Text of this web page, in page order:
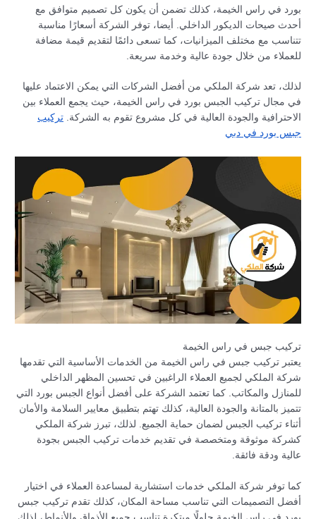
بورد في راس الخيمة، كذلك تضمن أن يكون كل تصميم متوافق مع
أحدث صيحات الديكور الداخلي. أيضا، توفر الشركة أسعارًا مناسبة
تتناسب مع مختلف الميزانيات، كما تسعى دائمًا لتقديم قيمة مضافة
للعملاء من خلال جودة عالية وخدمة سريعة.
لذلك، تعد شركة الملكي من أفضل الشركات التي يمكن الاعتماد عليها
في مجال تركيب الجبس بورد في راس الخيمة، حيث يجمع العملاء بين
الاحترافية والجودة العالية في كل مشروع تقوم به الشركة.تركيب
جبس بورد في دبي
تركيب جبس في راس الخيمة
يعتبر تركيب جبس في راس الخيمة من الخدمات الأساسية التي تقدمها
شركة الملكي لجميع العملاء الراغبين في تحسين المظهر الداخلي
للمنازل والمكاتب. كما تعتمد الشركة على أفضل أنواع الجبس بورد التي
تتميز بالمتانة والجودة العالية، كذلك تهتم بتطبيق معايير السلامة والأمان
أثناء تركيب الجبس لضمان حماية الجميع. لذلك، تبرز شركة الملكي
كشركة موثوقة ومتخصصة في تقديم خدمات تركيب الجبس بجودة
عالية ودقة فائقة.
كما توفر شركة الملكي خدمات استشارية لمساعدة العملاء في اختيار
أفضل التصميمات التي تناسب مساحة المكان، كذلك تقدم تركيب جبس